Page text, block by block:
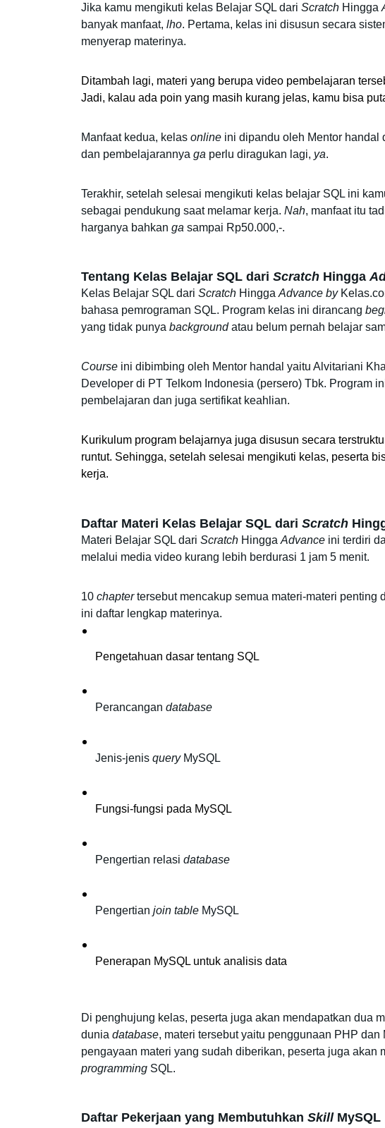
Jika kamu mengikuti kelas Belajar SQL dari Scratch Hingga
banyak manfaat, lho. Pertama, kelas ini disusun secara
menyerap materinya.
Ditambah lagi, materi yang berupa video pembelajaran
Jadi, kalau ada poin yang masih kurang jelas, kamu bisa
Manfaat kedua, kelas online ini dipandu oleh Mentor handal
dan pembelajarannya ga perlu diragukan lagi, ya.
Terakhir, setelah selesai mengikuti kelas belajar SQL ini
sebagai pendukung saat melamar kerja. Nah, manfaat itu
harganya bahkan ga sampai Rp50.000,-.
Tentang Kelas Belajar SQL dari Scratch Hingga
Kelas Belajar SQL dari Scratch Hingga Advance by
bahasa pemrograman SQL. Program kelas ini dirancang
yang tidak punya background atau belum pernah belajar
Course ini dibimbing oleh Mentor handal yaitu Alvitariani
Developer di PT Telkom Indonesia (persero) Tbk. Program
pembelajaran dan juga sertifikat keahlian.
Kurikulum program belajarnya juga disusun secara
runtut. Sehingga, setelah selesai mengikuti kelas, peserta
kerja.
Daftar Materi Kelas Belajar SQL dari Scratch
Materi Belajar SQL dari Scratch Hingga Advance ini terdiri
melalui media video kurang lebih berdurasi 1 jam 5 menit.
10 chapter tersebut mencakup semua materi-materi penting
ini daftar lengkap materinya.
Pengetahuan dasar tentang SQL
Perancangan database
Jenis-jenis query MySQL
Fungsi-fungsi pada MySQL
Pengertian relasi database
Pengertian join table MySQL
Penerapan MySQL untuk analisis data
Di penghujung kelas, peserta juga akan mendapatkan dua
dunia database, materi tersebut yaitu penggunaan PHP
pengayaan materi yang sudah diberikan, peserta juga akan
programming SQL.
Daftar Pekerjaan yang Membutuhkan Skill MySQL